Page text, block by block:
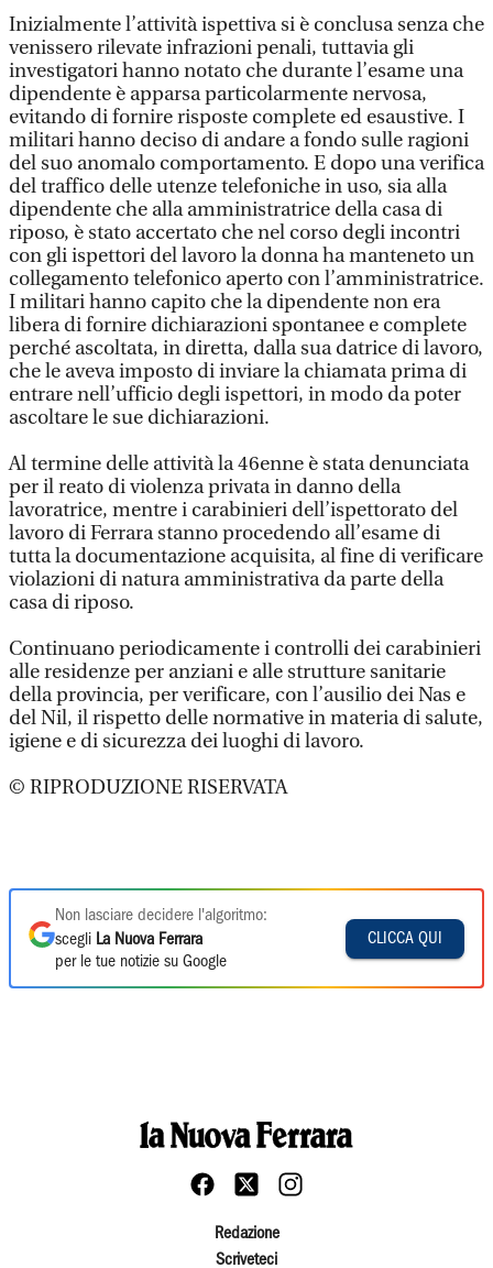
Inizialmente l’attività ispettiva si è conclusa senza che
venissero rilevate infrazioni penali, tuttavia gli
investigatori hanno notato che durante l’esame una
dipendente è apparsa particolarmente nervosa,
evitando di fornire risposte complete ed esaustive. I
militari hanno deciso di andare a fondo sulle ragioni
del suo anomalo comportamento. E dopo una verifica
del traffico delle utenze telefoniche in uso, sia alla
dipendente che alla amministratrice della casa di
riposo, è stato accertato che nel corso degli incontri
con gli ispettori del lavoro la donna ha manteneto un
collegamento telefonico aperto con l’amministratrice.
I militari hanno capito che la dipendente non era
libera di fornire dichiarazioni spontanee e complete
perché ascoltata, in diretta, dalla sua datrice di lavoro,
che le aveva imposto di inviare la chiamata prima di
entrare nell’ufficio degli ispettori, in modo da poter
ascoltare le sue dichiarazioni.
Al termine delle attività la 46enne è stata denunciata
per il reato di violenza privata in danno della
lavoratrice, mentre i carabinieri dell’ispettorato del
lavoro di Ferrara stanno procedendo all’esame di
tutta la documentazione acquisita, al fine di verificare
violazioni di natura amministrativa da parte della
casa di riposo.
Continuano periodicamente i controlli dei carabinieri
alle residenze per anziani e alle strutture sanitarie
della provincia, per verificare, con l’ausilio dei Nas e
del Nil, il rispetto delle normative in materia di salute,
igiene e di sicurezza dei luoghi di lavoro.
© RIPRODUZIONE RISERVATA
Non lasciare decidere l'algoritmo:
scegli La Nuova Ferrara
per le tue notizie su Google
CLICCA QUI
Redazione
Scriveteci